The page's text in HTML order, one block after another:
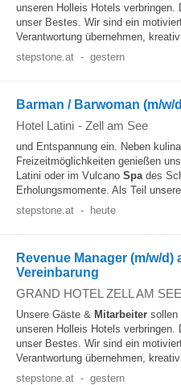
unseren Holleis Hotels
unser Bestes. Wir sind ein
Verantwortung übernehmen,
stepstone.at - gestern
Barman / Barwoman (m/w/
Hotel Latini - Zell am See
und Entspannung ein. Neben
Freizeitmöglichkeiten genießen
Latini oder im Vulcano Spades
Erholungsmomente. Als Teil
stepstone.at - heute
Revenue Manager (m/w/
Vereinbarung
GRAND HOTEL ZELL AM SEE
Unsere Gäste & Mitarbeiter sollen
unseren Holleis Hotels
unser Bestes. Wir sind ein
Verantwortung übernehmen,
stepstone.at - gestern